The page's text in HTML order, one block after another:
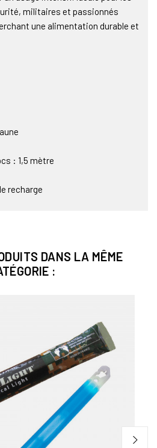
militaires et passionnés
une alimentation durable et
: 1,5 mètre
recharge
DANS LA MÊME
: